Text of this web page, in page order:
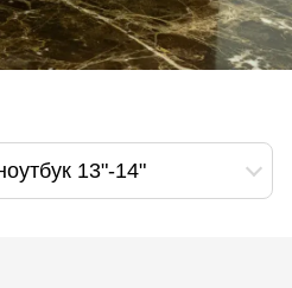
13"-14"